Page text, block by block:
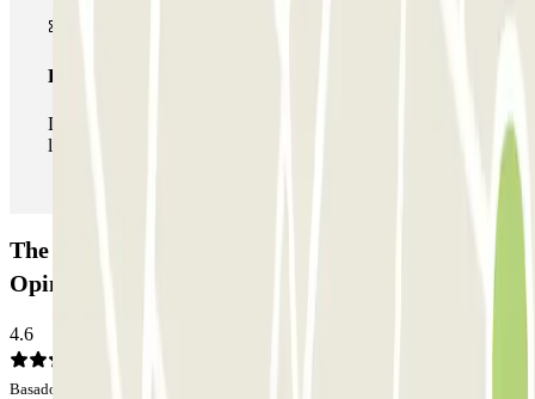
Pase ilimitado
Durante tu estancia podrás entrar y salir del parking todas
las veces que quieras.
The Best Parking Alicante - Valet - descubierto:
Opiniones
4.6
Basado en 34 opiniones